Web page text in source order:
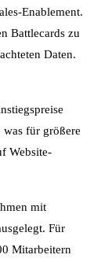
Enablement.
Battlecards zu
Daten.
für größere
Website-
mit
Für
Mitarbeitern